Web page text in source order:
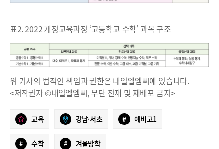
표2. 2022 개정교육과정 ‘고등학교 수학’ 과목 구조
위 기사의 법적인 책임과 권한은 내일엘엠씨에 있습니다.
<저작권자 ©내일엘엠씨, 무단 전재 및 재배포 금지>
교육 강남·서초 # 예비고1
# 수학 # 겨울방학